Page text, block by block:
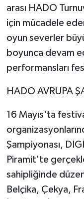
arası HADO
için mücadele
oyun severler
boyunca devam
performansları
HADO AVRUPA
16 Mayıs'ta
Şampiyonası,
Piramit'te
sahipliğinde
Belçika, Çekya,